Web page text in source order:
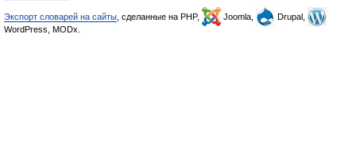
Экспорт словарей на сайты , сделанные на PHP, Joomla,
Drupal,
WordPress, MODx.